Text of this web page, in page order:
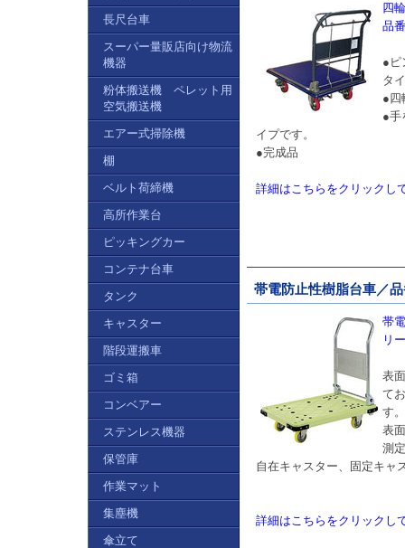
四
品
●ピ
タ
●四
●手
イプです。
●完成品
詳細はこちらをクリックし
帯電防止性樹脂台車／
帯
リ
表
て
す。
表
測
自在キャスター、固定キャ
詳細はこちらをクリックし
長尺台車
スーパー量販店向け物流
機器
粉体搬送機 ペレット用
空気搬送機
エアー式掃除機
棚
ベルト荷締機
高所作業台
ピッキングカー
コンテナ台車
タンク
キャスター
階段運搬車
ゴミ箱
コンベアー
ステンレス機器
保管庫
作業マット
集塵機
傘立て